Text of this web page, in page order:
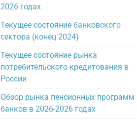
2026 годах
Текущее состояние банковского
сектора (конец 2024)
Текущее состояние рынка
потребительского кредитования в
России
Обзор рынка пенсионных программ
банков в 2026-2026 годах